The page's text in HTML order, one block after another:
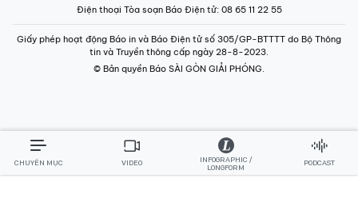
Điện thoại Tòa soạn Báo Điện tử: 08 65 11 22 55
Giấy phép hoạt động Báo in và Báo Điện tử số 305/GP-BTTTT do Bộ Thông
tin và Truyền thông cấp ngày 28-8-2023.
© Bản quyền Báo SÀI GÒN GIẢI PHÓNG.
CHUYÊN MỤC VIDEO
INFOGRAPHIC /
LONGFORM
PODCAST